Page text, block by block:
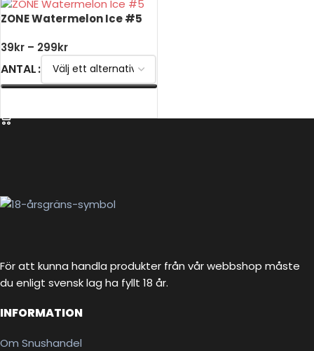
ZONE Watermelon Ice #5
39kr – 299kr
ANTAL
För att kunna handla produkter från vår webbshop måste
du enligt svensk lag ha fyllt 18 år.
INFORMATION
Om Snushandel